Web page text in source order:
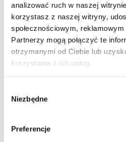
analizować ruch w naszej
korzystasz z naszej witryny,
społecznościowym,
Partnerzy mogą połączyć te
otrzymanymi od Ciebie lub
korzystania z ich usług.
zgody
Niezbędne
Preferencje
przedszkola
barefoot
Softer
904Y003
Dodaj do
Bezpieczne płatności